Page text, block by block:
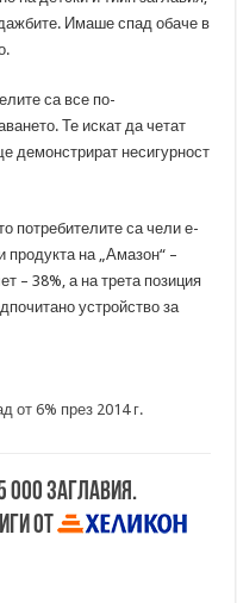
Имаше спад обаче в
са все по-
Те искат да четат
демонстрират несигурност
потребителите са чели е-
продукта на „Амазон“ –
– 38%, а на трета позиция
устройство за
от 6% през 2014 г.
000 заглавия.
от